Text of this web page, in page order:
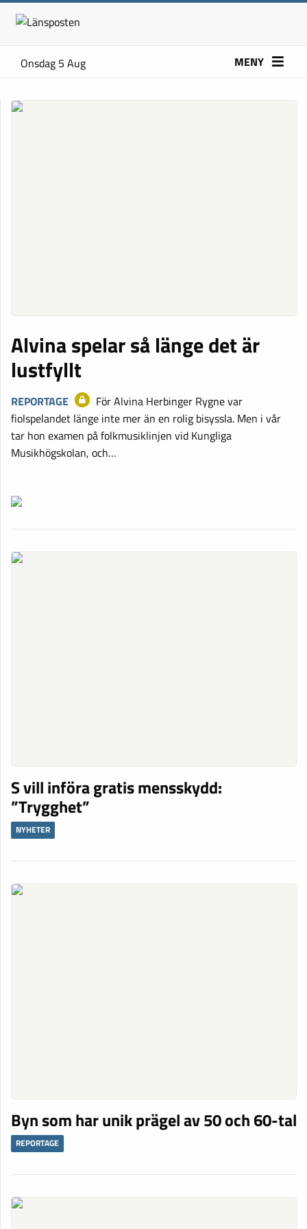
Onsdag 5 Aug MENY
Alvina spelar så länge det är
lustfyllt
REPORTAGE
För Alvina Herbinger Rygne var
fiolspelandet länge inte mer än en rolig bisyssla. Men i vår
tar hon examen på folkmusiklinjen vid Kungliga
Musikhögskolan, och…
S vill införa gratis mensskydd:
”Trygghet”
NYHETER
Byn som har unik prägel av 50 och 60-tal
REPORTAGE